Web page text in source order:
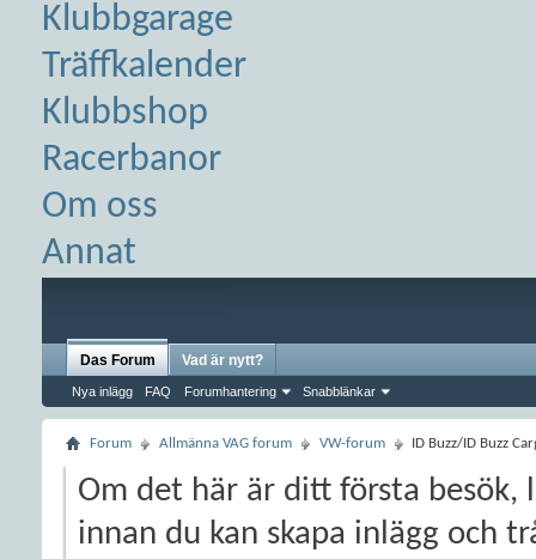
Klubbgarage
Träffkalender
Klubbshop
Racerbanor
Om oss
Annat
Das Forum
Nya inlägg FAQ Forumhantering Snabblänkar
Vad är nytt?
Forum Allmänna VAG forum VW-forum ID Buzz/ID Buzz
Om det här är ditt första besök,
innan du kan skapa inlägg och